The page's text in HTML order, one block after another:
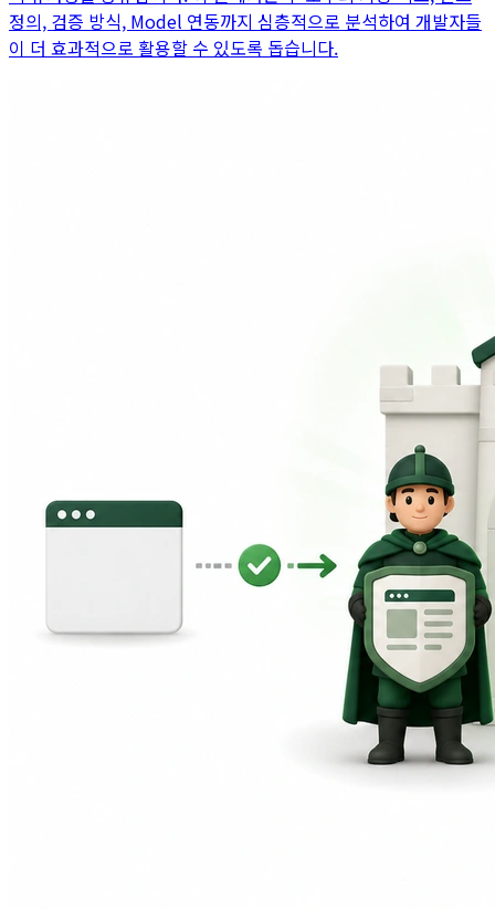
정의, 검증 방식, Model 연동까지 심층적으로 분석하여 개발자들
이 더 효과적으로 활용할 수 있도록 돕습니다.